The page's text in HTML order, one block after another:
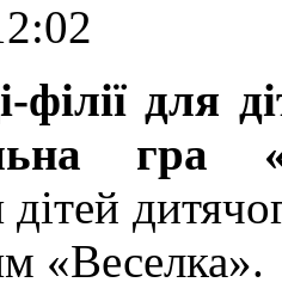
філії для
гра
дітей
«Веселка».